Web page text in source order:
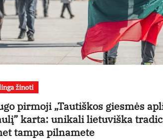
žinoti
pirmoji „Tautiškos giesmės
karta: unikali lietuviška
tampa pilnamete